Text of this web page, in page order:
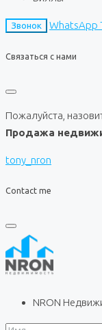
Звонок WhatsApp
Связаться с нами
Пожалуйста,
Продажа
tony_nron
Contact me
NRON